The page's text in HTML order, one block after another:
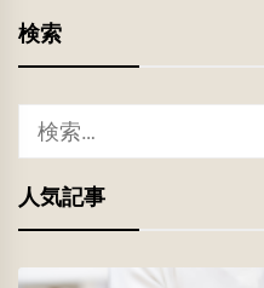
検索
索:
人気記事